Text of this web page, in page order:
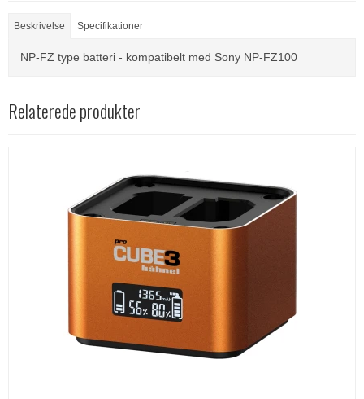
Beskrivelse Specifikationer
NP-FZ type batteri - kompatibelt med Sony NP-FZ100
Relaterede produkter